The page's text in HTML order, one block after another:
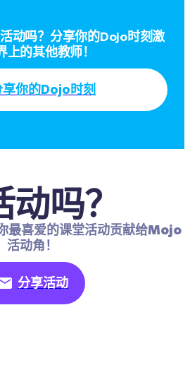
动吗？分享你的Dojo时刻激
上的其他教师！
享你的Dojo时刻
吗？
喜爱的课堂活动贡献给Mojo
活动角！
分享活动